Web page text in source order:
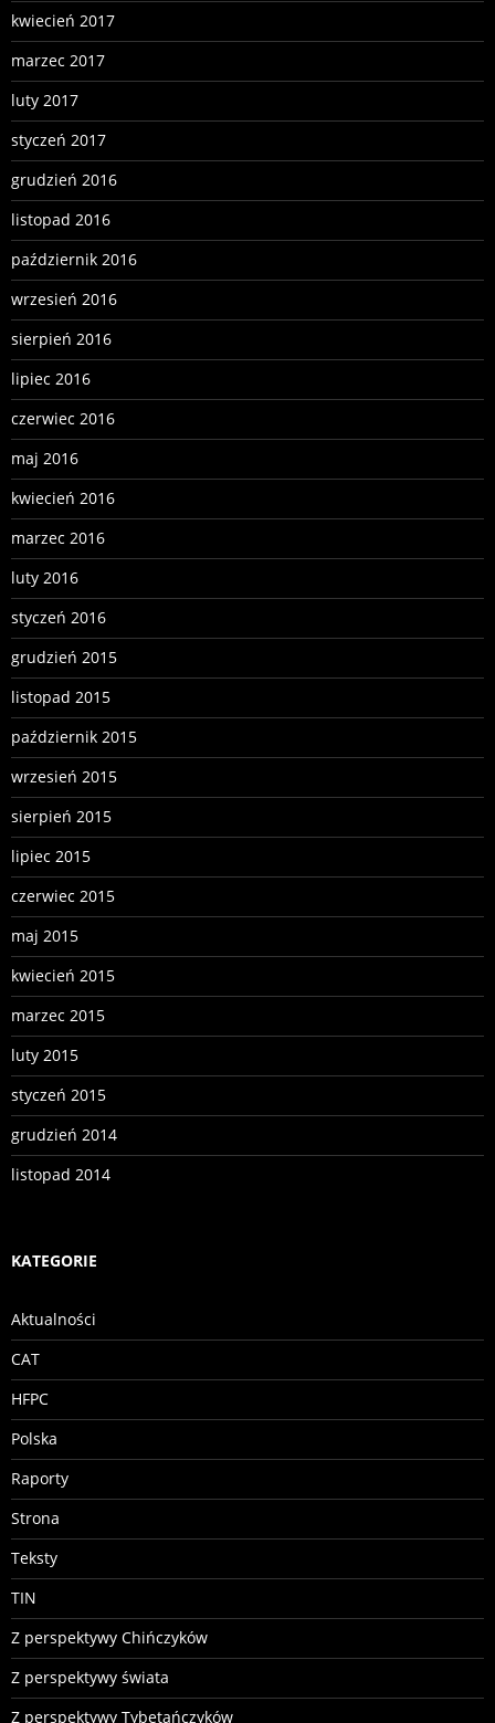
kwiecień 2017
marzec 2017
luty 2017
styczeń 2017
grudzień 2016
listopad 2016
październik 2016
wrzesień 2016
sierpień 2016
lipiec 2016
czerwiec 2016
maj 2016
kwiecień 2016
marzec 2016
luty 2016
styczeń 2016
grudzień 2015
listopad 2015
październik 2015
wrzesień 2015
sierpień 2015
lipiec 2015
czerwiec 2015
maj 2015
kwiecień 2015
marzec 2015
luty 2015
styczeń 2015
grudzień 2014
listopad 2014
KATEGORIE
Aktualności
CAT
HFPC
Polska
Raporty
Strona
Teksty
TIN
Z perspektywy Chińczyków
Z perspektywy świata
Z perspektywy Tybetańczyków